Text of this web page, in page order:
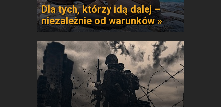
Dla tych, którzy idą dalej –
niezależnie od warunków »